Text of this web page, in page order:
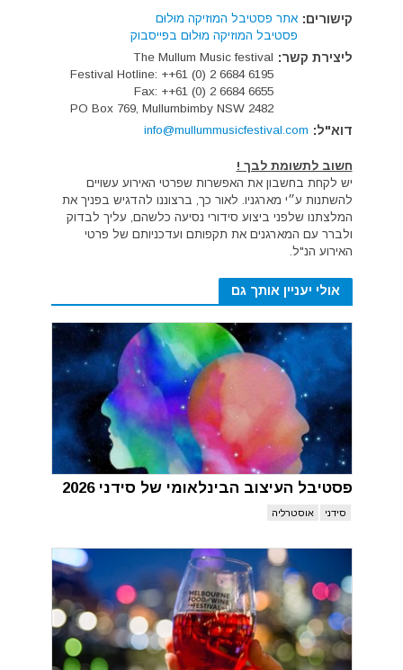
קישורים: אתר פסטיבל המוזיקה מוּלוּם
פסטיבל המוזיקה מוּלוּם בפייסבוק
ליצירת קשר: The Mullum Music festival
Festival Hotline: ++61 (0) 2 6684 6195
Fax: ++61 (0) 2 6684 6655
PO Box 769, Mullumbimby NSW 2482
דוא"ל: info@mullummusicfestival.com
חשוב לתשומת לבך !
יש לקחת בחשבון את האפשרות שפרטי האירוע עשויים
להשתנות ע״י מארגניו. לאור כך, ברצוננו להדגיש בפניך את
המלצתנו שלפני ביצוע סידורי נסיעה כלשהם, עליך לבדוק
ולברר עם המארגנים את תקפותם ועדכניותם של פרטי
האירוע הנ"ל.
אולי יעניין אותך גם
פסטיבל העיצוב הבינלאומי של סידני 2026
סידני אוסטרליה